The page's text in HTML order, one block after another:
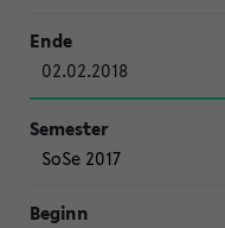
02.02.2018
SoSe 2017